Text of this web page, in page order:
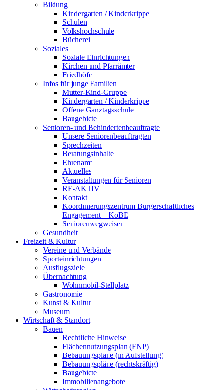
Bildung
Kindergarten / Kinderkrippe
Schulen
Volkshochschule
Bücherei
Soziales
Soziale Einrichtungen
Kirchen und Pfarrämter
Friedhöfe
Infos für junge Familien
Mutter-Kind-Gruppe
Kindergarten / Kinderkrippe
Offene Ganztagsschule
Baugebiete
Senioren- und Behindertenbeauftragte
Unsere Seniorenbeauftragten
Sprechzeiten
Beratungsinhalte
Ehrenamt
Aktuelles
Veranstaltungen für Senioren
RE-AKTIV
Kontakt
Koordinierungszentrum Bürgerschaftliches
Engagement – KoBE
Seniorenwegweiser
Gesundheit
Freizeit & Kultur
Vereine und Verbände
Sporteinrichtungen
Ausflugsziele
Übernachtung
Wohnmobil-Stellplatz
Gastronomie
Kunst & Kultur
Museum
Wirtschaft & Standort
Bauen
Rechtliche Hinweise
Flächennutzungsplan (FNP)
Bebauungspläne (in Aufstellung)
Bebauungspläne (rechtskräftig)
Baugebiete
Immobilienangebote